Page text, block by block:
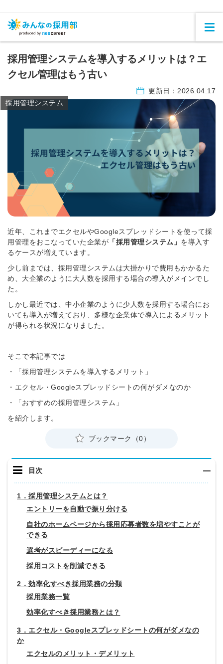
採用管理システムを導入するメリットは？エ
クセル管理はもう古い
更新日： 2026.04.17
採用管理システム
近年、これまでエクセルやGoogleスプレッドシートを使って採
用管理をおこなっていた企業が 「採用管理システム」 を導入す
るケースが増えています。
少し前までは、採用管理システムは大掛かりで費用もかかるた
め、大企業のように大人数を採用する場合の導入がメインでし
た。
しかし最近では、中小企業のように少人数を採用する場合にお
いても導入が増えており、多様な企業体で導入によるメリット
が得られる状況になりました。
そこで本記事では
・「採用管理システムを導入するメリット」
・エクセル・Googleスプレッドシートの何がダメなのか
・「おすすめの採用管理システム」
を紹介します。
ブックマーク（0）
目次
1．採用管理システムとは？
エントリーを自動で振り分ける
自社のホームページから採用応募者数を増やすことが
できる
選考がスピーディーになる
採用コストを削減できる
2．効率化すべき採用業務の分類
採用業務一覧
効率化すべき採用業務とは？
3．エクセル・Googleスプレッドシートの何がダメなの
か
エクセルのメリット・デメリット